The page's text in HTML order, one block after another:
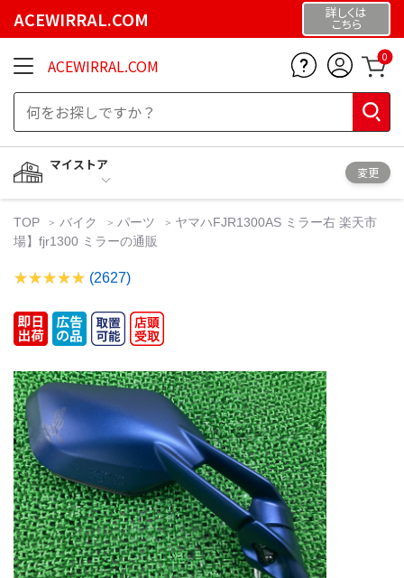
ACEWIRRAL.COM 詳しくは
こちら
ACEWIRRAL.COM 0
マイストア
変更
TOP バイク パーツ
ヤマハFJR1300AS ミラー右 楽天市
場】fjr1300 ミラーの通販
(2627)